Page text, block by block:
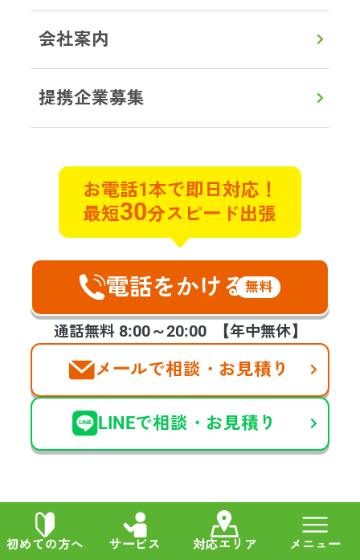
初めての方へ サービス 対応エリア メニュー
会社案内
提携企業募集
お電話1本で即日対応！
最短30分スピード出張
電話をかける無料
通話無料 8:00～20:00 【年中無休】
メールで相談・お見積り
LINEで相談・お見積り
ただき立ち合いができない不安は全
くありませんでした。
管理物件で自殺がおきてしまい特殊
清掃と遺品整理のご相談させていた
だきました。早朝で対応していただ
けるのか不安でしたが電話に出てく
れ、すぐに対応します！と言ってく
ださったときのホッといたしまし
た。今回のような急な連絡を受けた
際は手が震えましたが、スタッフの
方の対応良さ、作業もとてもスピー
ディーに進めて頂き、お願いして本
当に良かったです。